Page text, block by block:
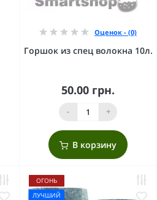
Оценок - (0)
Горшок из спец волокна 10л.
50.00 грн.
- +
В корзину
ОГОНЬ
ЛУЧШИЙ